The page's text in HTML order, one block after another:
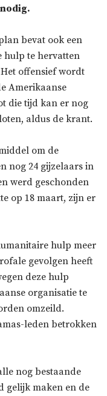
bevat ook een
hulp te hervatten
offensief wordt
Amerikaanse
die tijd kan er nog
aldus de krant.
om de
nog 24 gijzelaars in
werd geschonden
op 18 maart, zijn er
hulp meer
gevolgen heeft
deze hulp
organisatie te
omzeild.
leden betrokken
nog bestaande
gelijk maken en de